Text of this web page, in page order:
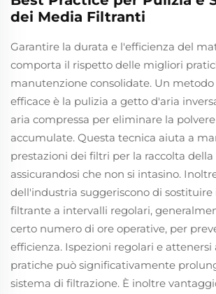
dei Media Filtranti
Garantire la durata e l'efficienza del
comporta il rispetto delle migliori
manutenzione consolidate. Un
efficace è la pulizia a getto d'aria
aria compressa per eliminare la
accumulate. Questa tecnica aiuta a
prestazioni dei filtri per la raccolta della
assicurandosi che non si intasino.
dell'industria suggeriscono di
filtrante a intervalli regolari,
certo numero di ore operative, per
efficienza. Ispezioni regolari e attenersi
pratiche può significativamente
sistema di filtrazione. È inoltre